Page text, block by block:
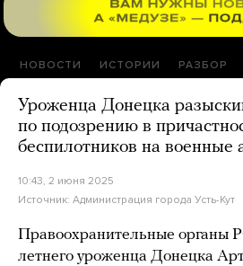
НОВОСТИ ИСТОРИИ РАЗБОР
Уроженца Донецка
по подозрению в
беспилотников на военные
10:43, 2 июня 2025
Источник: Администрация города Усть-Кут
Правоохранительные органы
летнего уроженца Донецка